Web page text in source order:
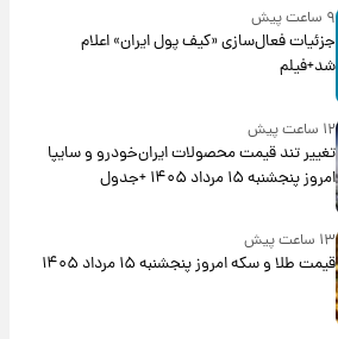
۹ ساعت پیش
جزئیات فعال‌سازی «کیف پول ایران» اعلام
شد+فیلم
۱۲ ساعت پیش
تغییر تند قیمت محصولات ایران‌خودرو و سایپا
امروز پنجشنبه ۱۵ مرداد ۱۴۰۵ +جدول
۱۳ ساعت پیش
قیمت طلا و سکه امروز پنجشنبه ۱۵ مرداد ۱۴۰۵